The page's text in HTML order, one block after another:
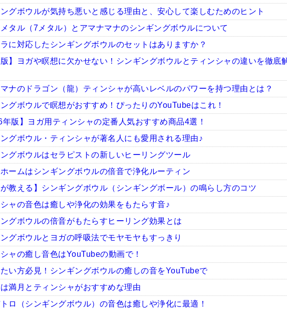
グボウルが気持ち悪いと感じる理由と、安心して楽しむためのヒント
タル（7メタル）とアマナマナのシンギングボウルについて
に対応したシンギングボウルのセットはありますか？
版】ヨガや瞑想に欠かせない！シンギングボウルとティンシャの違いを徹底
ナのドラゴン（龍）ティンシャが高いレベルのパワーを持つ理由とは？
グボウルで瞑想がおすすめ！ぴったりのYouTubeはこれ！
年版】ヨガ用ティンシャの定番人気おすすめ商品4選！
グボウル・ティンシャが著名人にも愛用される理由♪
グボウルはセラピストの新しいヒーリングツール
ームはシンギングボウルの倍音で浄化ルーティン
が教える】シンギングボウル（シンギングボール）の鳴らし方のコツ
ャの音色は癒しや浄化の効果をもたらす音♪
グボウルの倍音がもたらすヒーリング効果とは
グボウルとヨガの呼吸法でモヤモヤもすっきり
ャの癒し音色はYouTubeの動画で！
い方必見！シンギングボウルの癒しの音をYouTubeで
満月とティンシャがおすすめな理由
トロ（シンギングボウル）の音色は癒しや浄化に最適！